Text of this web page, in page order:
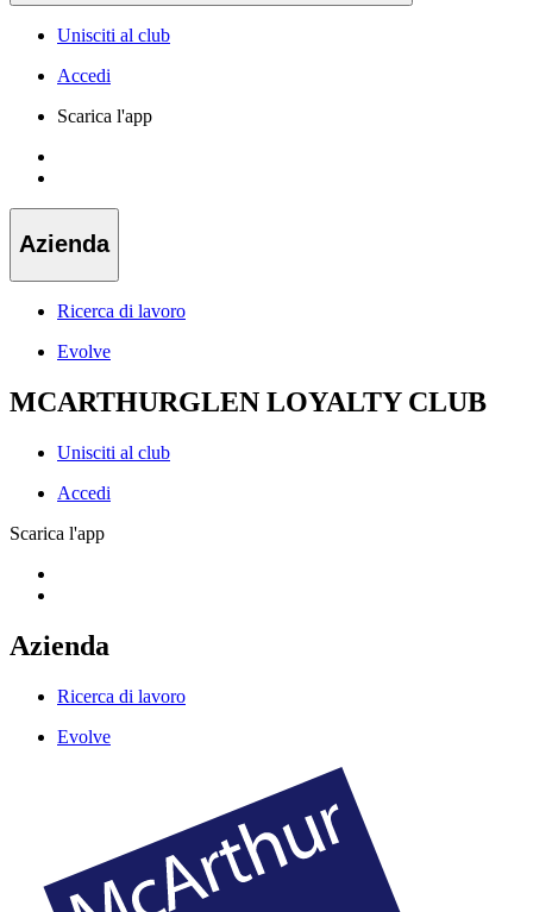
Unisciti al club
Accedi
Scarica l'app
Azienda
Ricerca di lavoro
Evolve
MCARTHURGLEN LOYALTY CLUB
Unisciti al club
Accedi
Scarica l'app
Azienda
Ricerca di lavoro
Evolve